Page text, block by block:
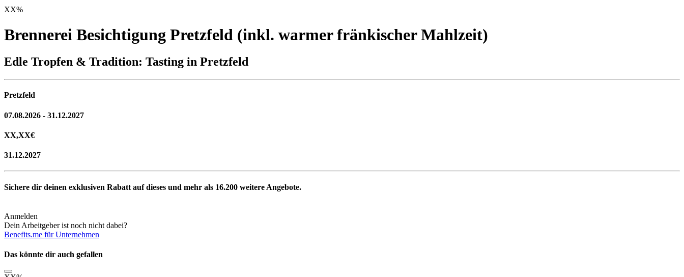
XX%
Brennerei Besichtigung Pretzfeld (inkl. warmer fränkischer Mahlzeit)
Edle Tropfen & Tradition: Tasting in Pretzfeld
Pretzfeld
07.08.2026 - 31.12.2027
XX,XX€
31.12.2027
Sichere dir deinen exklusiven Rabatt auf dieses und mehr als 16.200 weitere Angebote.
Anmelden
Dein Arbeitgeber ist noch nicht dabei?
Benefits.me für Unternehmen
Das könnte dir auch gefallen